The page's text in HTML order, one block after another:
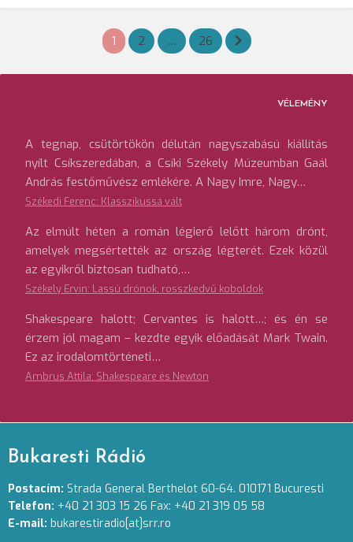
Bejegyzések
lapozása
1 2 … 26
VÉLEMÉNY
A tegnap, csütörtökön délután nagyszabású kiállítás
nyílt Csíkszeredában, a Csíki Székely Múzeumban Gaál
András festőművész emlékére. A Nagy Imre, Nagy…
Székedi Ferenc: Klasszikussá vált
Az elmúlt héten a román légierő lelőtt három drónt,
amelyek megsértették az ország légterét. Ezek közül
az egyikről biztosan tudható,…
Székely Ervin: Lassú drónok, rosszkedvű koboldok
Shakespeare halott; Cervantes is halott…; és én se
érzem jól magam – kezdte egyik előadását Mark Twain.
Ez az irodalomtörténeti…
Ambrus Attila: Shakespeare és Newton
Bukaresti Rádió
Postacím: Strada General Berthelot 60-64. 010171 Bucuresti
Telefon: +40 21 303 15 26 Fax: +40 21 319 05 58
E-mail: bukarestiradio[at]srr.ro